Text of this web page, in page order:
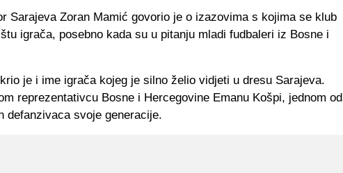
Sarajeva Zoran Mamić govorio je o izazovima s kojima se klub
igrača, posebno kada su u pitanju mladi fudbaleri iz Bosne i
je i ime igrača kojeg je silno želio vidjeti u dresu Sarajeva.
reprezentativcu Bosne i Hercegovine Emanu Košpi, jednom od
defanzivaca svoje generacije.